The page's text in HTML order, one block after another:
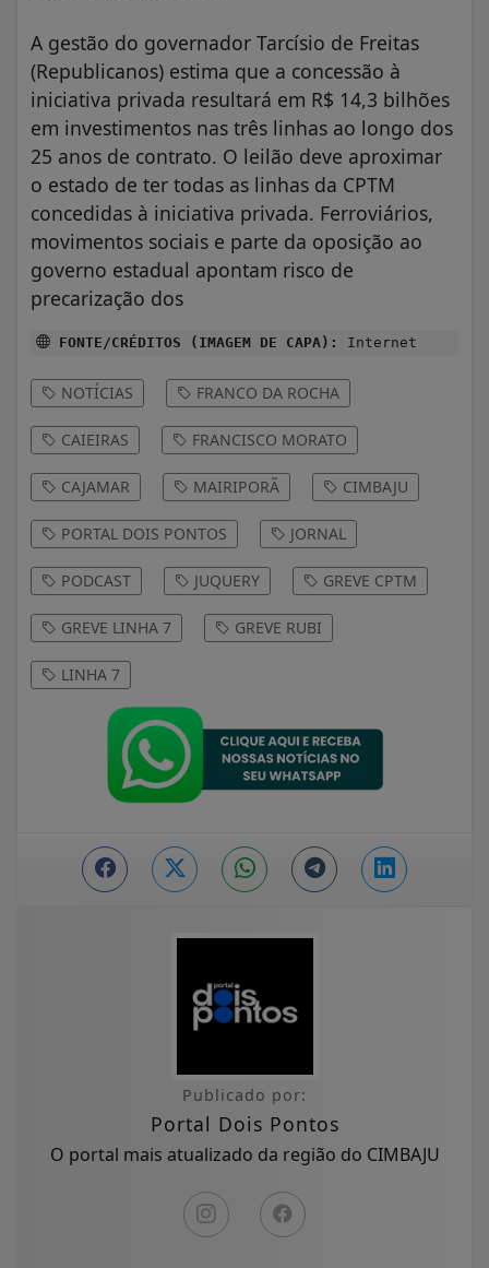
A gestão do governador Tarcísio de Freitas
(Republicanos) estima que a concessão à
iniciativa privada resultará em R$ 14,3 bilhões
em investimentos nas três linhas ao longo dos
25 anos de contrato. O leilão deve aproximar
o estado de ter todas as linhas da CPTM
concedidas à iniciativa privada. Ferroviários,
movimentos sociais e parte da oposição ao
governo estadual apontam risco de
precarização dos
FONTE/CRÉDITOS (IMAGEM DE CAPA): Internet
NOTÍCIAS FRANCO DA ROCHA
CAIEIRAS FRANCISCO MORATO
CAJAMAR MAIRIPORÃ CIMBAJU
PORTAL DOIS PONTOS JORNAL
PODCAST JUQUERY GREVE CPTM
GREVE LINHA 7 GREVE RUBI
LINHA 7
Publicado por:
Portal Dois Pontos
O portal mais atualizado da região do CIMBAJU